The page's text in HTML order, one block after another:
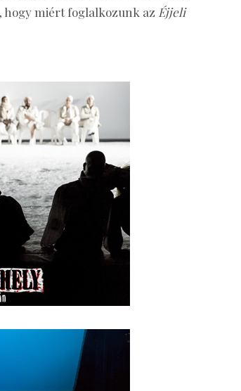
miért foglalkozunk az Éjjeli